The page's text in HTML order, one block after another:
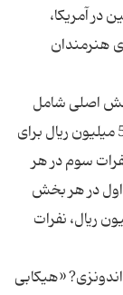
در آمریکا،
هنرمندان
اصلی شامل
100 میلیون ریال برای نفرات اول در هر بخش 50 میلیون ریال برای
برای نفرات سوم در هر
در هر بخش
نفرات دوم در هر بخش 15 میلیون ریال، نفرات
«هیکابی